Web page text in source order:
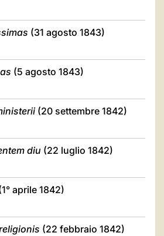
(31 agosto 1843)
(5 agosto 1843)
(20 settembre 1842)
diu (22 luglio 1842)
aprile 1842)
(22 febbraio 1842)